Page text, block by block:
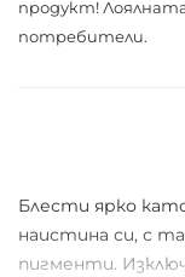
продукт!
потребители.
Блести ярко
наистина си, с
пигменти.